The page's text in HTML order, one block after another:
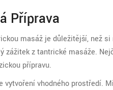
Příprava
masáž je důležitější, než
zážitek z tantrické masáže.
přípravu.
vytvoření vhodného prostředí.